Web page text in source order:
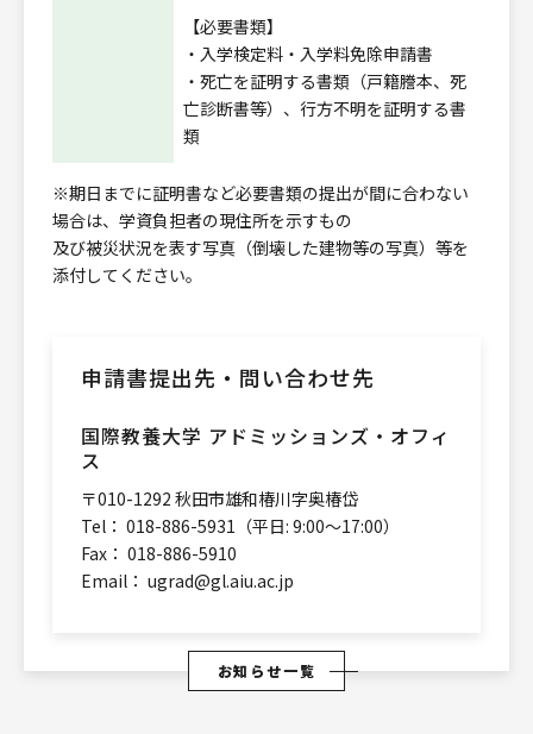
【必要書類】
・入学検定料・入学料免除申請書
・死亡を証明する書類（戸籍謄本、死
亡診断書等）、行方不明を証明する書
類
※期日までに証明書など必要書類の提出が間に合わない
場合は、学資負担者の現住所を示すもの
及び被災状況を表す写真（倒壊した建物等の写真）等を
添付してください。
申請書提出先・問い合わせ先
国際教養大学 アドミッションズ・オフィ
ス
〒010-1292 秋田市雄和椿川字奥椿岱
Tel： 018-886-5931（平日: 9:00～17:00）
Fax： 018-886-5910
Email： ugrad@gl.aiu.ac.jp
お知らせ一覧